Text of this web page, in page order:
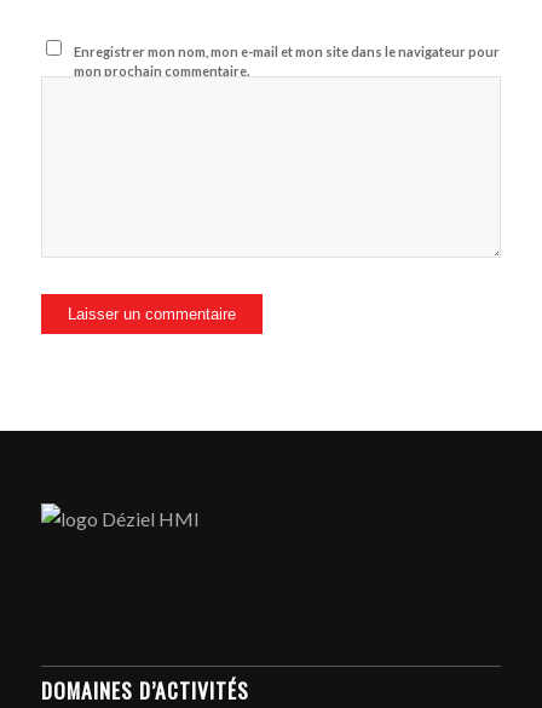
Enregistrer mon nom, mon e-mail et mon site dans le navigateur pour
mon prochain commentaire.
DOMAINES D’ACTIVITÉS